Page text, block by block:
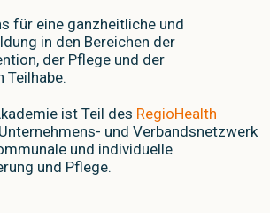
für eine ganzheitliche und
in den Bereichen der
der Pflege und der
Teilhabe.
ist Teil des RegioHealth
und Verbandsnetzwerk
und individuelle
und Pflege.